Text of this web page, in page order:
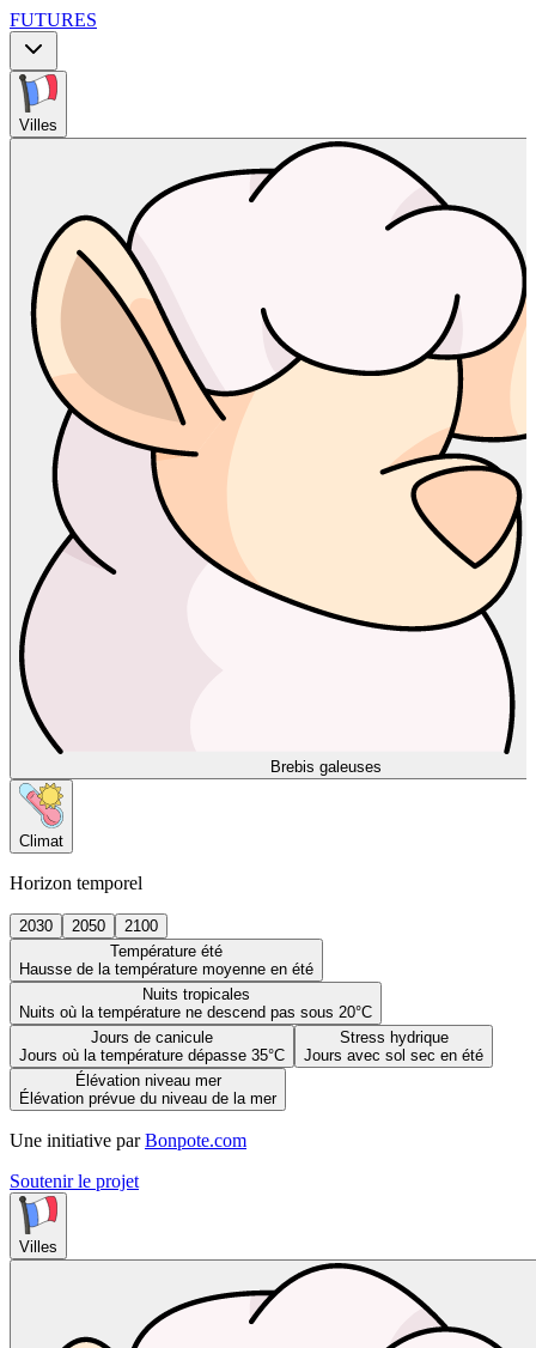
FUTURES
Villes
Brebis galeuses
Climat
Horizon temporel
2030 2050
2100
Température été
Hausse de la température moyenne en été
Nuits tropicales
Nuits où la température ne descend pas sous 20°C
Jours de canicule
Jours où la température dépasse 35°C
Stress hydrique
Jours avec sol sec en été
Élévation niveau mer
Élévation prévue du niveau de la mer
Une initiative par Bonpote.com
Soutenir le projet
Villes